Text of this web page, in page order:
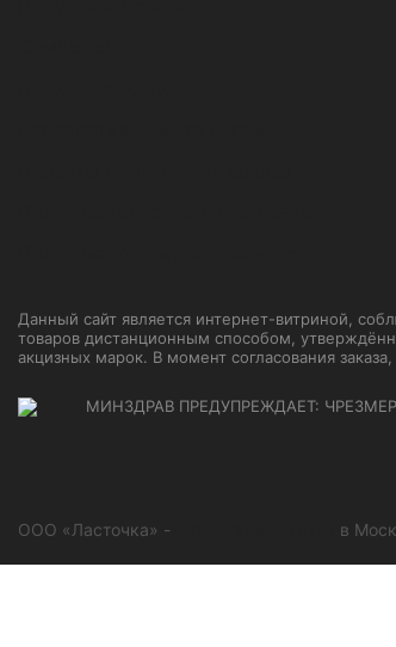
Данный сайт является интернет-витриной,
товаров дистанционным способом,
акцизных марок. В момент согласования
МИНЗДРАВ ПРЕДУПРЕЖДАЕТ:
ООО «Ласточка» - в